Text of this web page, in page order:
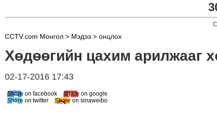
CCTV.com Монгол > Мэдээ > онцлох
Хөдөөгийн цахим арилжааг
02-17-2016 17:43
Share on facebook
Share on google
Share on twitter
Share on sinaweibo